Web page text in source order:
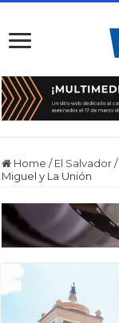
Home / El Salvador /
Miguel y La Unión